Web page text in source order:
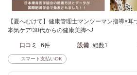
【夏へむけて】健康管理士マンツーマン指導×
本気ケア!30代からの健康美脚へ!
口コミ 6件 設備 総数1
スマート支払いOK